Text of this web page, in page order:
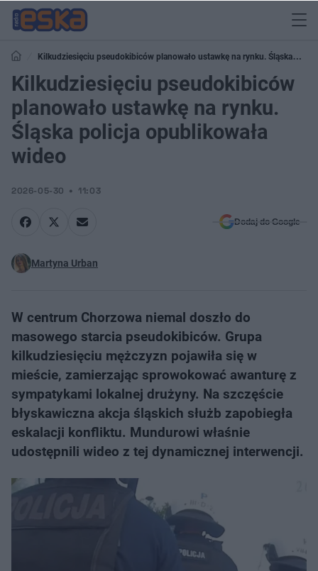
Kilkudziesięciu pseudokibiców planowało ustawkę na rynku. Śląska
policja opublikowała wideo
Kilkudziesięciu pseudokibiców
planowało ustawkę na rynku.
Śląska policja opublikowała
wideo
2026-05-30 11:03
Dodaj do Google
Martyna Urban
W centrum Chorzowa niemal doszło do
masowego starcia pseudokibiców. Grupa
kilkudziesięciu mężczyzn pojawiła się w
mieście, zamierzając sprowokować awanturę z
sympatykami lokalnej drużyny. Na szczęście
błyskawiczna akcja śląskich służb zapobiegła
eskalacji konfliktu. Mundurowi właśnie
udostępnili wideo z tej dynamicznej interwencji.